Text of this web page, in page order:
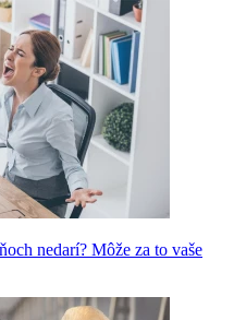
nedarí? Môže za to vaše